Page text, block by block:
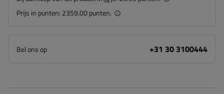
Prijs in punten: 2359.00 punten.
Bel ons op +31 30 3100444